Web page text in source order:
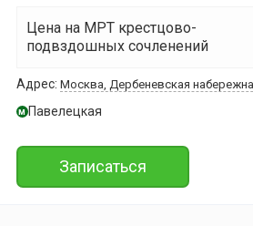
Цена на МРТ крестцово-
подвздошных сочленений
Адрес: Москва, Дербеневская
м Павелецкая
Записаться